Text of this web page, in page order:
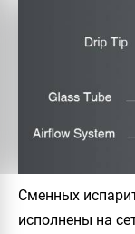
Сменных
исполнены на